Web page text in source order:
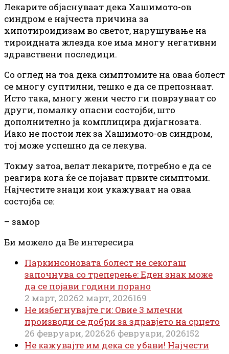
Лекарите објаснуваат дека Хашимото-ов
синдром е најчеста причина за
хипотироидизам во светот, нарушување на
тироидната жлезда кое има многу негативни
здравствени последици.
Со оглед на тоа дека симптомите на оваа болест
се многу суптилни, тешко е да се препознаат.
Исто така, многу жени често ги поврзуваат со
други, помалку опасни состојби, што
дополнително ја комплицира дијагнозата.
Иако не постои лек за Хашимото-ов синдром,
тој може успешно да селекува.
Токму затоа, велат лекарите, потребно е да се
реагира кога ќе се појават првите симптоми.
Најчестите знаци кои укажуваат на оваа
состојба се:
– замор
Би можело да Ве интересира
Паркинсоновата болест не секогаш
започнува со треперење: Еден знак може
да се појави години порано
2 март, 20262 март, 2026169
Не избегнувајте ги: Овие 3 млечни
производи се добри за здравјето на срцето
26 февруари, 202626 февруари, 2026152
Не кажувајте им дека се убави! Најчести